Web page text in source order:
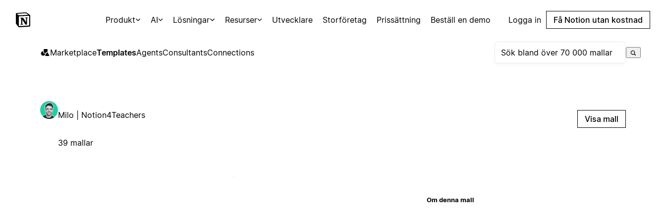
Produkt AI Lösningar Resurser Utvecklare Storföretag Prissättning Beställ en demo Logga in Få Notion utan kostnad
MarketplaceTemplatesAgentsConsultantsConnections
Milo | Notion4Teachers
39 mallar
Visa mall
Om denna mall